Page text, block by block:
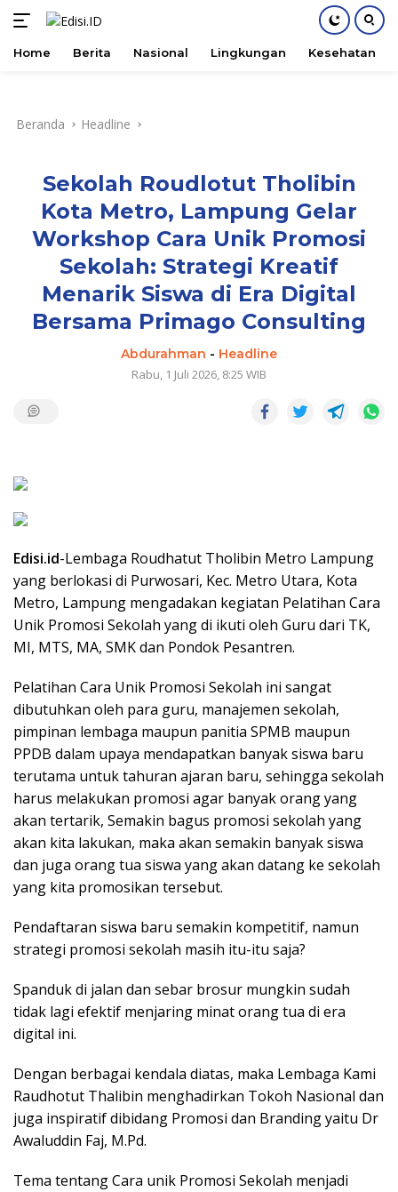
konten
Home Berita Nasional Lingkungan Kesehatan
Beranda Headline
Sekolah Roudlotut Tholibin
Kota Metro, Lampung Gelar
Workshop Cara Unik Promosi
Sekolah: Strategi Kreatif
Menarik Siswa di Era Digital
Bersama Primago Consulting
Abdurahman - Headline
Rabu, 1 Juli 2026, 8:25 WIB
Edisi.id-Lembaga Roudhatut Tholibin Metro Lampung
yang berlokasi di Purwosari, Kec. Metro Utara, Kota
Metro, Lampung mengadakan kegiatan Pelatihan Cara
Unik Promosi Sekolah yang di ikuti oleh Guru dari TK,
MI, MTS, MA, SMK dan Pondok Pesantren.
Pelatihan Cara Unik Promosi Sekolah ini sangat
dibutuhkan oleh para guru, manajemen sekolah,
pimpinan lembaga maupun panitia SPMB maupun
PPDB dalam upaya mendapatkan banyak siswa baru
terutama untuk tahuran ajaran baru, sehingga sekolah
harus melakukan promosi agar banyak orang yang
akan tertarik, Semakin bagus promosi sekolah yang
akan kita lakukan, maka akan semakin banyak siswa
dan juga orang tua siswa yang akan datang ke sekolah
yang kita promosikan tersebut.
Pendaftaran siswa baru semakin kompetitif, namun
strategi promosi sekolah masih itu-itu saja?
Spanduk di jalan dan sebar brosur mungkin sudah
tidak lagi efektif menjaring minat orang tua di era
digital ini.
Dengan berbagai kendala diatas, maka Lembaga Kami
Raudhotut Thalibin menghadirkan Tokoh Nasional dan
juga inspiratif dibidang Promosi dan Branding yaitu Dr
Awaluddin Faj, M.Pd.
Tema tentang Cara unik Promosi Sekolah menjadi